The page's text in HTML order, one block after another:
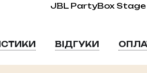
JBL PartyBox
ВІДГУКИ